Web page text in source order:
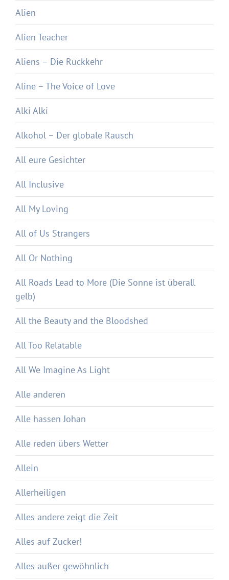
Alien
Alien Teacher
Aliens – Die Rückkehr
Aline – The Voice of Love
Alki Alki
Alkohol – Der globale Rausch
All eure Gesichter
All Inclusive
All My Loving
All of Us Strangers
All Or Nothing
All Roads Lead to More (Die Sonne ist überall
gelb)
All the Beauty and the Bloodshed
All Too Relatable
All We Imagine As Light
Alle anderen
Alle hassen Johan
Alle reden übers Wetter
Allein
Allerheiligen
Alles andere zeigt die Zeit
Alles auf Zucker!
Alles außer gewöhnlich